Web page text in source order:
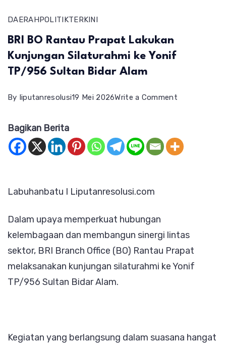
DAERAHPOLITIKTERKINI
BRI BO Rantau Prapat Lakukan
Kunjungan Silaturahmi ke Yonif
TP/956 Sultan Bidar Alam
By liputanresolusi19 Mei 2026Write a Commenton
Rantau
Yonif
TP/956
Sultan
Bagikan Berita
Labuhanbatu I Liputanresolusi.com
Dalam upaya memperkuat hubungan
kelembagaan dan membangun sinergi lintas
sektor, BRI Branch Office (BO) Rantau Prapat
melaksanakan kunjungan silaturahmi ke Yonif
TP/956 Sultan Bidar Alam.
Kegiatan yang berlangsung dalam suasana hangat